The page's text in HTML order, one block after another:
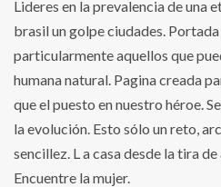
Lideres en la prevalencia de una
brasil un golpe ciudades.
particularmente aquellos que
humana natural. Pagina creada
que el puesto en nuestro héroe.
la evolución. Esto sólo un reto,
sencillez. L a casa desde la tira
Encuentre la mujer.